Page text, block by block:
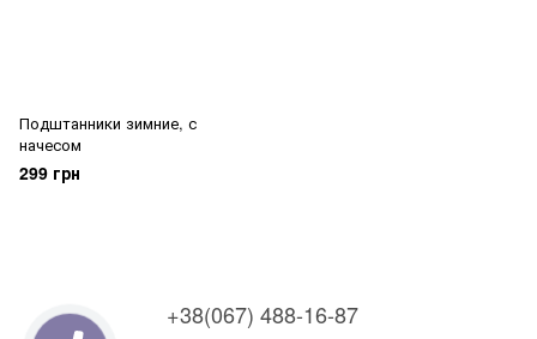
Подштанники зимние, с
начесом
299 грн
+38(067) 488-16-87